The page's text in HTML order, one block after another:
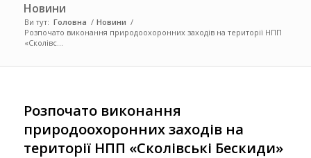
Новини
Ви тут: Головна / Новини /
Розпочато виконання природоохоронних заходів на території НПП
«Сколівс...
Розпочато виконання
природоохоронних заходів на
території НПП «Сколівські Бескиди»